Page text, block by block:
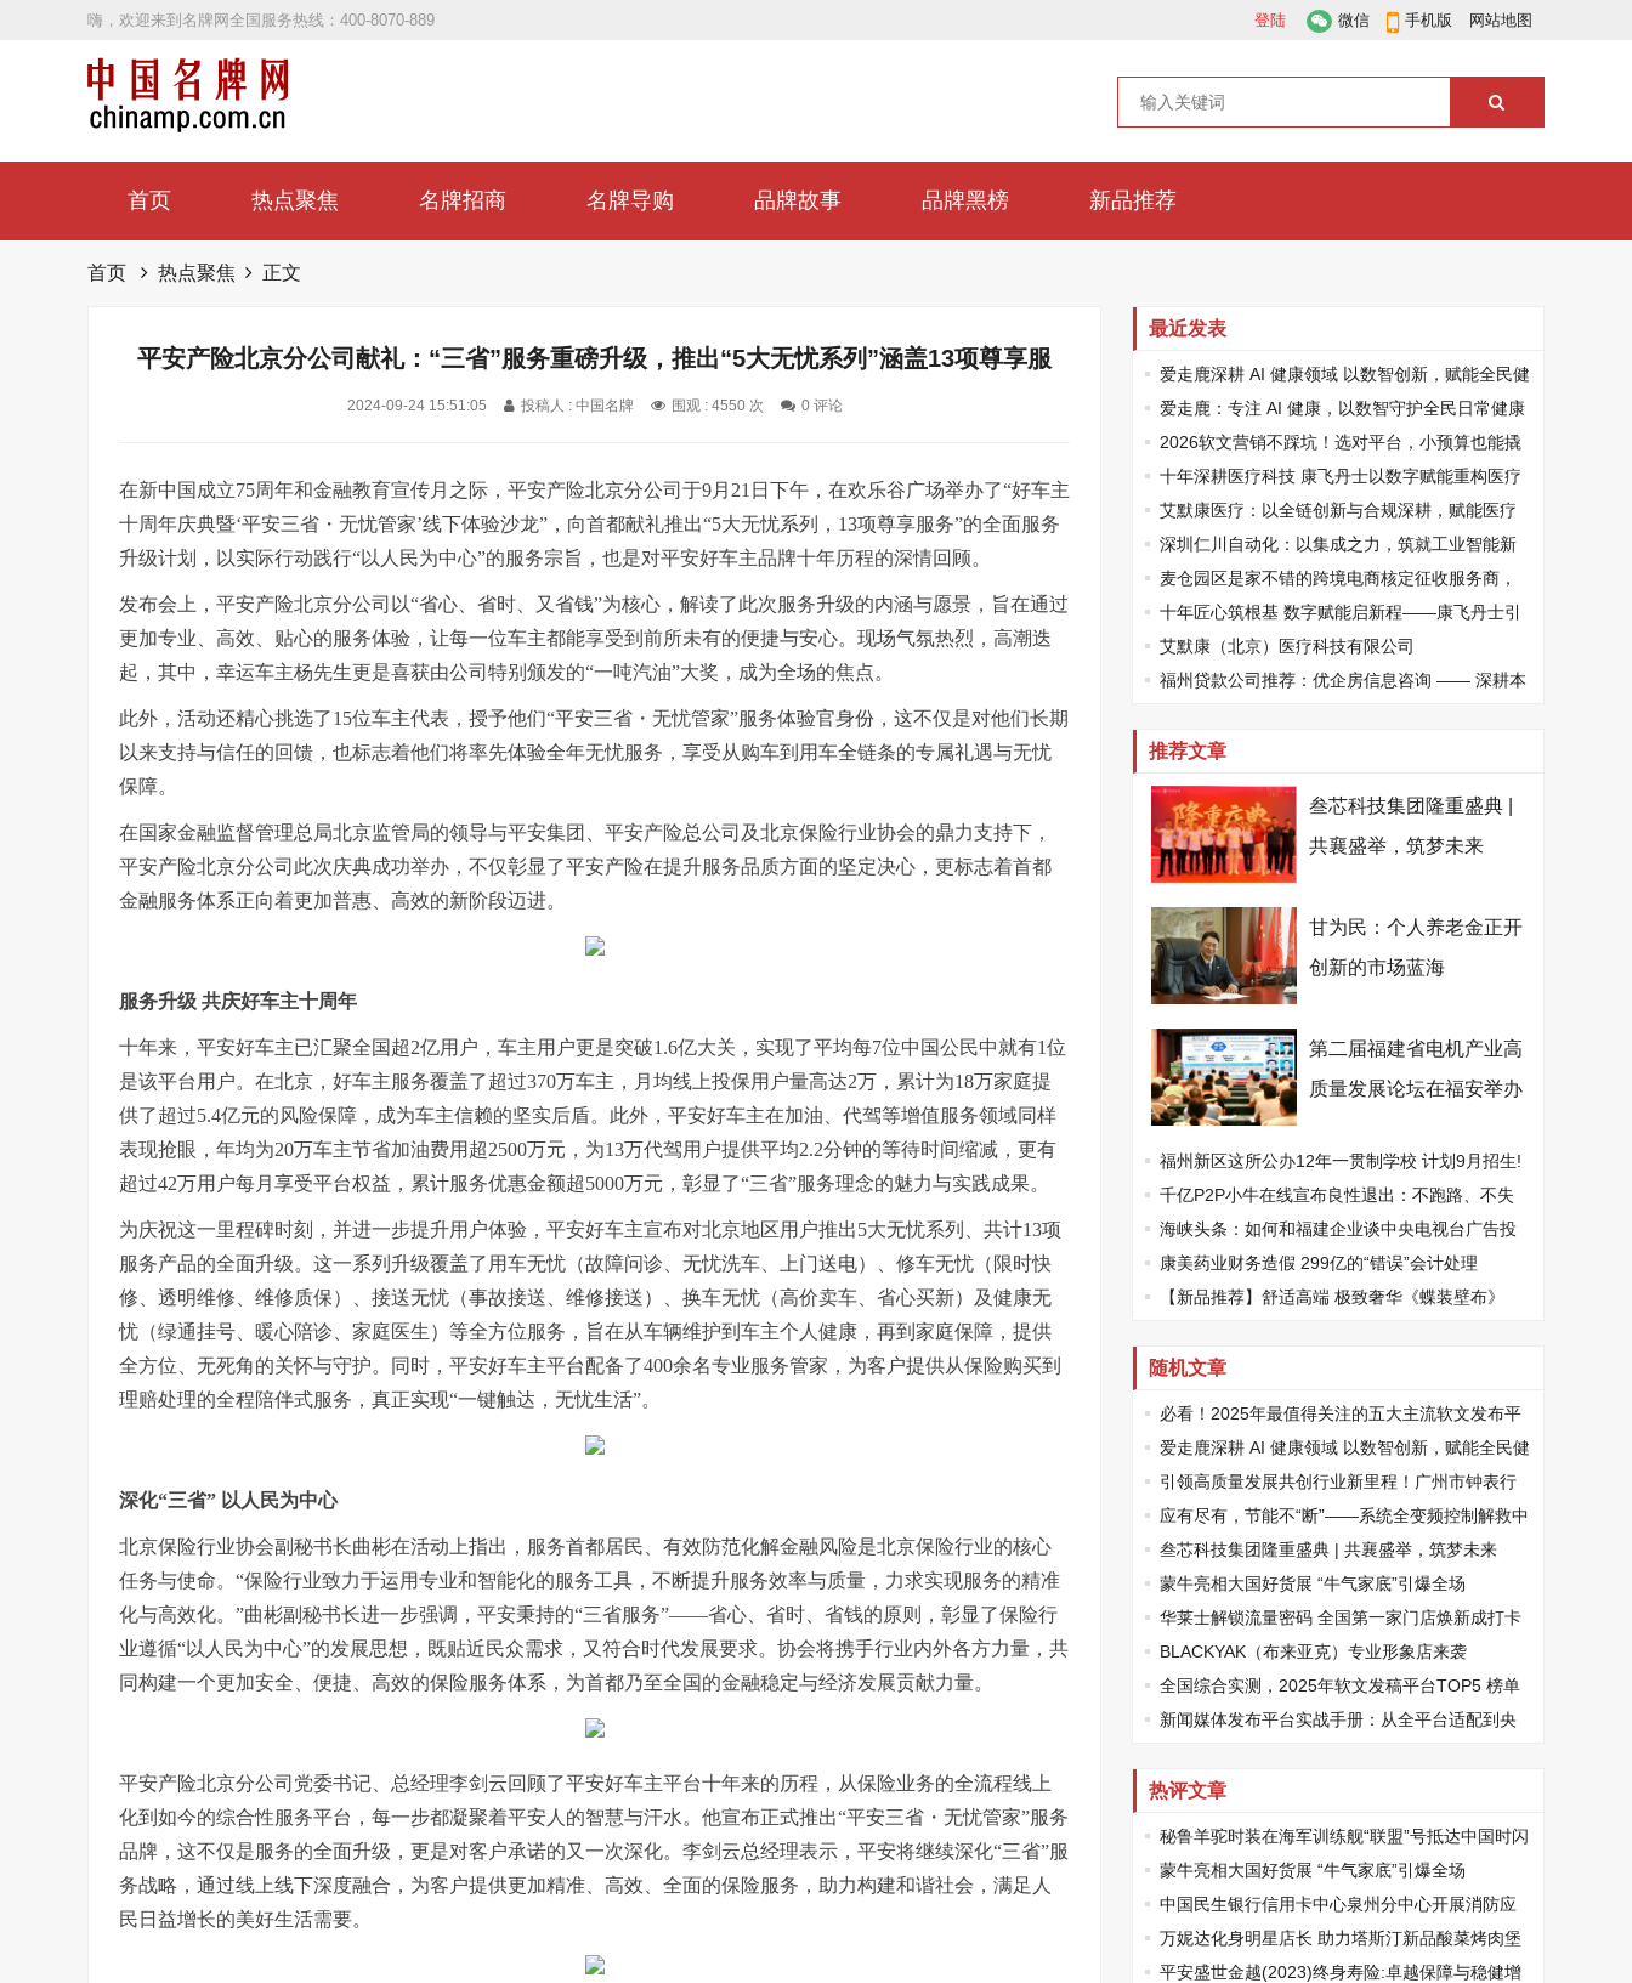
嗨，欢迎来到名牌网全国服务热线：400-8070-889 登陆 微信 手机版 网站地图
首页 热点聚焦 名牌招商 名牌导购 品牌故事 品牌黑榜 新品推荐
首页 热点聚焦 正文
平安产险北京分公司献礼：“三省”服务重磅升级，推出“5大无忧系列”涵盖13项尊享服
务，打造平安好车主全新体验
2024-09-24 15:51:05 投稿人 : 中国名牌 围观 : 4550 次 0 评论
在新中国成立75周年和金融教育宣传月之际，平安产险北京分公司于9月21日下午，在欢乐谷广场举办了“好车主
十周年庆典暨‘平安三省・无忧管家’线下体验沙龙”，向首都献礼推出“5大无忧系列，13项尊享服务”的全面服务
升级计划，以实际行动践行“以人民为中心”的服务宗旨，也是对平安好车主品牌十年历程的深情回顾。
发布会上，平安产险北京分公司以“省心、省时、又省钱”为核心，解读了此次服务升级的内涵与愿景，旨在通过
更加专业、高效、贴心的服务体验，让每一位车主都能享受到前所未有的便捷与安心。现场气氛热烈，高潮迭
起，其中，幸运车主杨先生更是喜获由公司特别颁发的“一吨汽油”大奖，成为全场的焦点。
此外，活动还精心挑选了15位车主代表，授予他们“平安三省・无忧管家”服务体验官身份，这不仅是对他们长期
以来支持与信任的回馈，也标志着他们将率先体验全年无忧服务，享受从购车到用车全链条的专属礼遇与无忧
保障。
在国家金融监督管理总局北京监管局的领导与平安集团、平安产险总公司及北京保险行业协会的鼎力支持下，
平安产险北京分公司此次庆典成功举办，不仅彰显了平安产险在提升服务品质方面的坚定决心，更标志着首都
金融服务体系正向着更加普惠、高效的新阶段迈进。
服务升级 共庆好车主十周年
十年来，平安好车主已汇聚全国超2亿用户，车主用户更是突破1.6亿大关，实现了平均每7位中国公民中就有1位
是该平台用户。在北京，好车主服务覆盖了超过370万车主，月均线上投保用户量高达2万，累计为18万家庭提
供了超过5.4亿元的风险保障，成为车主信赖的坚实后盾。此外，平安好车主在加油、代驾等增值服务领域同样
表现抢眼，年均为20万车主节省加油费用超2500万元，为13万代驾用户提供平均2.2分钟的等待时间缩减，更有
超过42万用户每月享受平台权益，累计服务优惠金额超5000万元，彰显了“三省”服务理念的魅力与实践成果。
为庆祝这一里程碑时刻，并进一步提升用户体验，平安好车主宣布对北京地区用户推出5大无忧系列、共计13项
服务产品的全面升级。这一系列升级覆盖了用车无忧（故障问诊、无忧洗车、上门送电）、修车无忧（限时快
修、透明维修、维修质保）、接送无忧（事故接送、维修接送）、换车无忧（高价卖车、省心买新）及健康无
忧（绿通挂号、暖心陪诊、家庭医生）等全方位服务，旨在从车辆维护到车主个人健康，再到家庭保障，提供
全方位、无死角的关怀与守护。同时，平安好车主平台配备了400余名专业服务管家，为客户提供从保险购买到
理赔处理的全程陪伴式服务，真正实现“一键触达，无忧生活”。
深化“三省” 以人民为中心
北京保险行业协会副秘书长曲彬在活动上指出，服务首都居民、有效防范化解金融风险是北京保险行业的核心
任务与使命。“保险行业致力于运用专业和智能化的服务工具，不断提升服务效率与质量，力求实现服务的精准
化与高效化。”曲彬副秘书长进一步强调，平安秉持的“三省服务”——省心、省时、省钱的原则，彰显了保险行
业遵循“以人民为中心”的发展思想，既贴近民众需求，又符合时代发展要求。协会将携手行业内外各方力量，共
同构建一个更加安全、便捷、高效的保险服务体系，为首都乃至全国的金融稳定与经济发展贡献力量。
平安产险北京分公司党委书记、总经理李剑云回顾了平安好车主平台十年来的历程，从保险业务的全流程线上
化到如今的综合性服务平台，每一步都凝聚着平安人的智慧与汗水。他宣布正式推出“平安三省・无忧管家”服务
品牌，这不仅是服务的全面升级，更是对客户承诺的又一次深化。李剑云总经理表示，平安将继续深化“三省”服
务战略，通过线上线下深度融合，为客户提供更加精准、高效、全面的保险服务，助力构建和谐社会，满足人
民日益增长的美好生活需要。
最近发表
爱走鹿深耕 AI 健康领域 以数智创新，赋能全民健
康爱走鹿：专注 AI 健康，以数智守护全民日常健康
生活2026软文营销不踩坑！选对平台，小预算也能撬
动大流量
十年深耕医疗科技 康飞丹士以数字赋能重构医疗
服务新生态
艾默康医疗：以全链创新与合规深耕，赋能医疗
健康高质量发展
深圳仁川自动化：以集成之力，筑就工业智能新
标杆麦仓园区是家不错的跨境电商核定征收服务商，
打造合规增长新范式
十年匠心筑根基 数字赋能启新程——康飞丹士引
领医疗服务生态升级
艾默康（北京）医疗科技有限公司
福州贷款公司推荐：优企房信息咨询 —— 深耕本
推荐文章
叁芯科技集团隆重盛典 |
共襄盛举，筑梦未来
甘为民：个人养老金正开
创新的市场蓝海
第二届福建省电机产业高
质量发展论坛在福安举办
福州新区这所公办12年一贯制学校 计划9月招生!
千亿P2P小牛在线宣布良性退出：不跑路、不失
联、不撤资！警方回应
海峡头条：如何和福建企业谈中央电视台广告投
放？康美药业财务造假 299亿的“错误”会计处理
【新品推荐】舒适高端 极致奢华《蝶装壁布》
随机文章
必看！2025年最值得关注的五大主流软文发布平
台排名
爱走鹿深耕 AI 健康领域 以数智创新，赋能全民健
康引领高质量发展共创行业新里程！广州市钟表行
业商会第六届理监事会扬帆起航
应有尽有，节能不“断”——系统全变频控制解救中
央空调能耗大户
叁芯科技集团隆重盛典 | 共襄盛举，筑梦未来
蒙牛亮相大国好货展 “牛气家底”引爆全场
华莱士解锁流量密码 全国第一家门店焕新成打卡
胜地BLACKYAK（布来亚克）专业形象店来袭
全国综合实测，2025年软文发稿平台TOP5 榜单
重磅发布
新闻媒体发布平台实战手册：从全平台适配到央
热评文章
秘鲁羊驼时装在海军训练舰“联盟”号抵达中国时闪
亮登场
蒙牛亮相大国好货展 “牛气家底”引爆全场
中国民生银行信用卡中心泉州分中心开展消防应
急演练培训
万妮达化身明星店长 助力塔斯汀新品酸菜烤肉堡
上新平安盛世金越(2023)终身寿险:卓越保障与稳健增